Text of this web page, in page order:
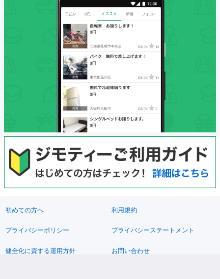
初めての方へ 利用規約
プライバシーポリシー プライバシーステートメント
健全化に資する運用方針 お問い合わせ